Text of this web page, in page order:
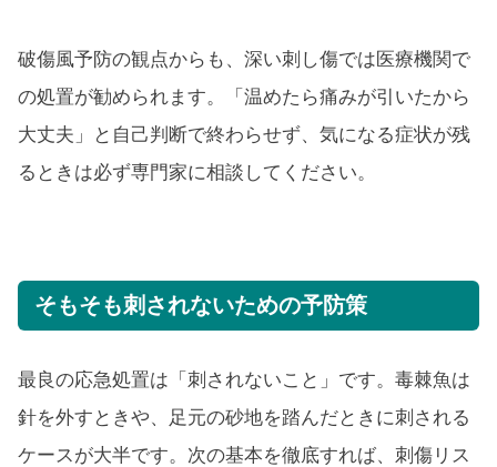
破傷風予防の観点からも、深い刺し傷では医療機関で
の処置が勧められます。「温めたら痛みが引いたから
大丈夫」と自己判断で終わらせず、気になる症状が残
るときは必ず専門家に相談してください。
そもそも刺されないための予防策
最良の応急処置は「刺されないこと」です。毒棘魚は
針を外すときや、足元の砂地を踏んだときに刺される
ケースが大半です。次の基本を徹底すれば、刺傷リス